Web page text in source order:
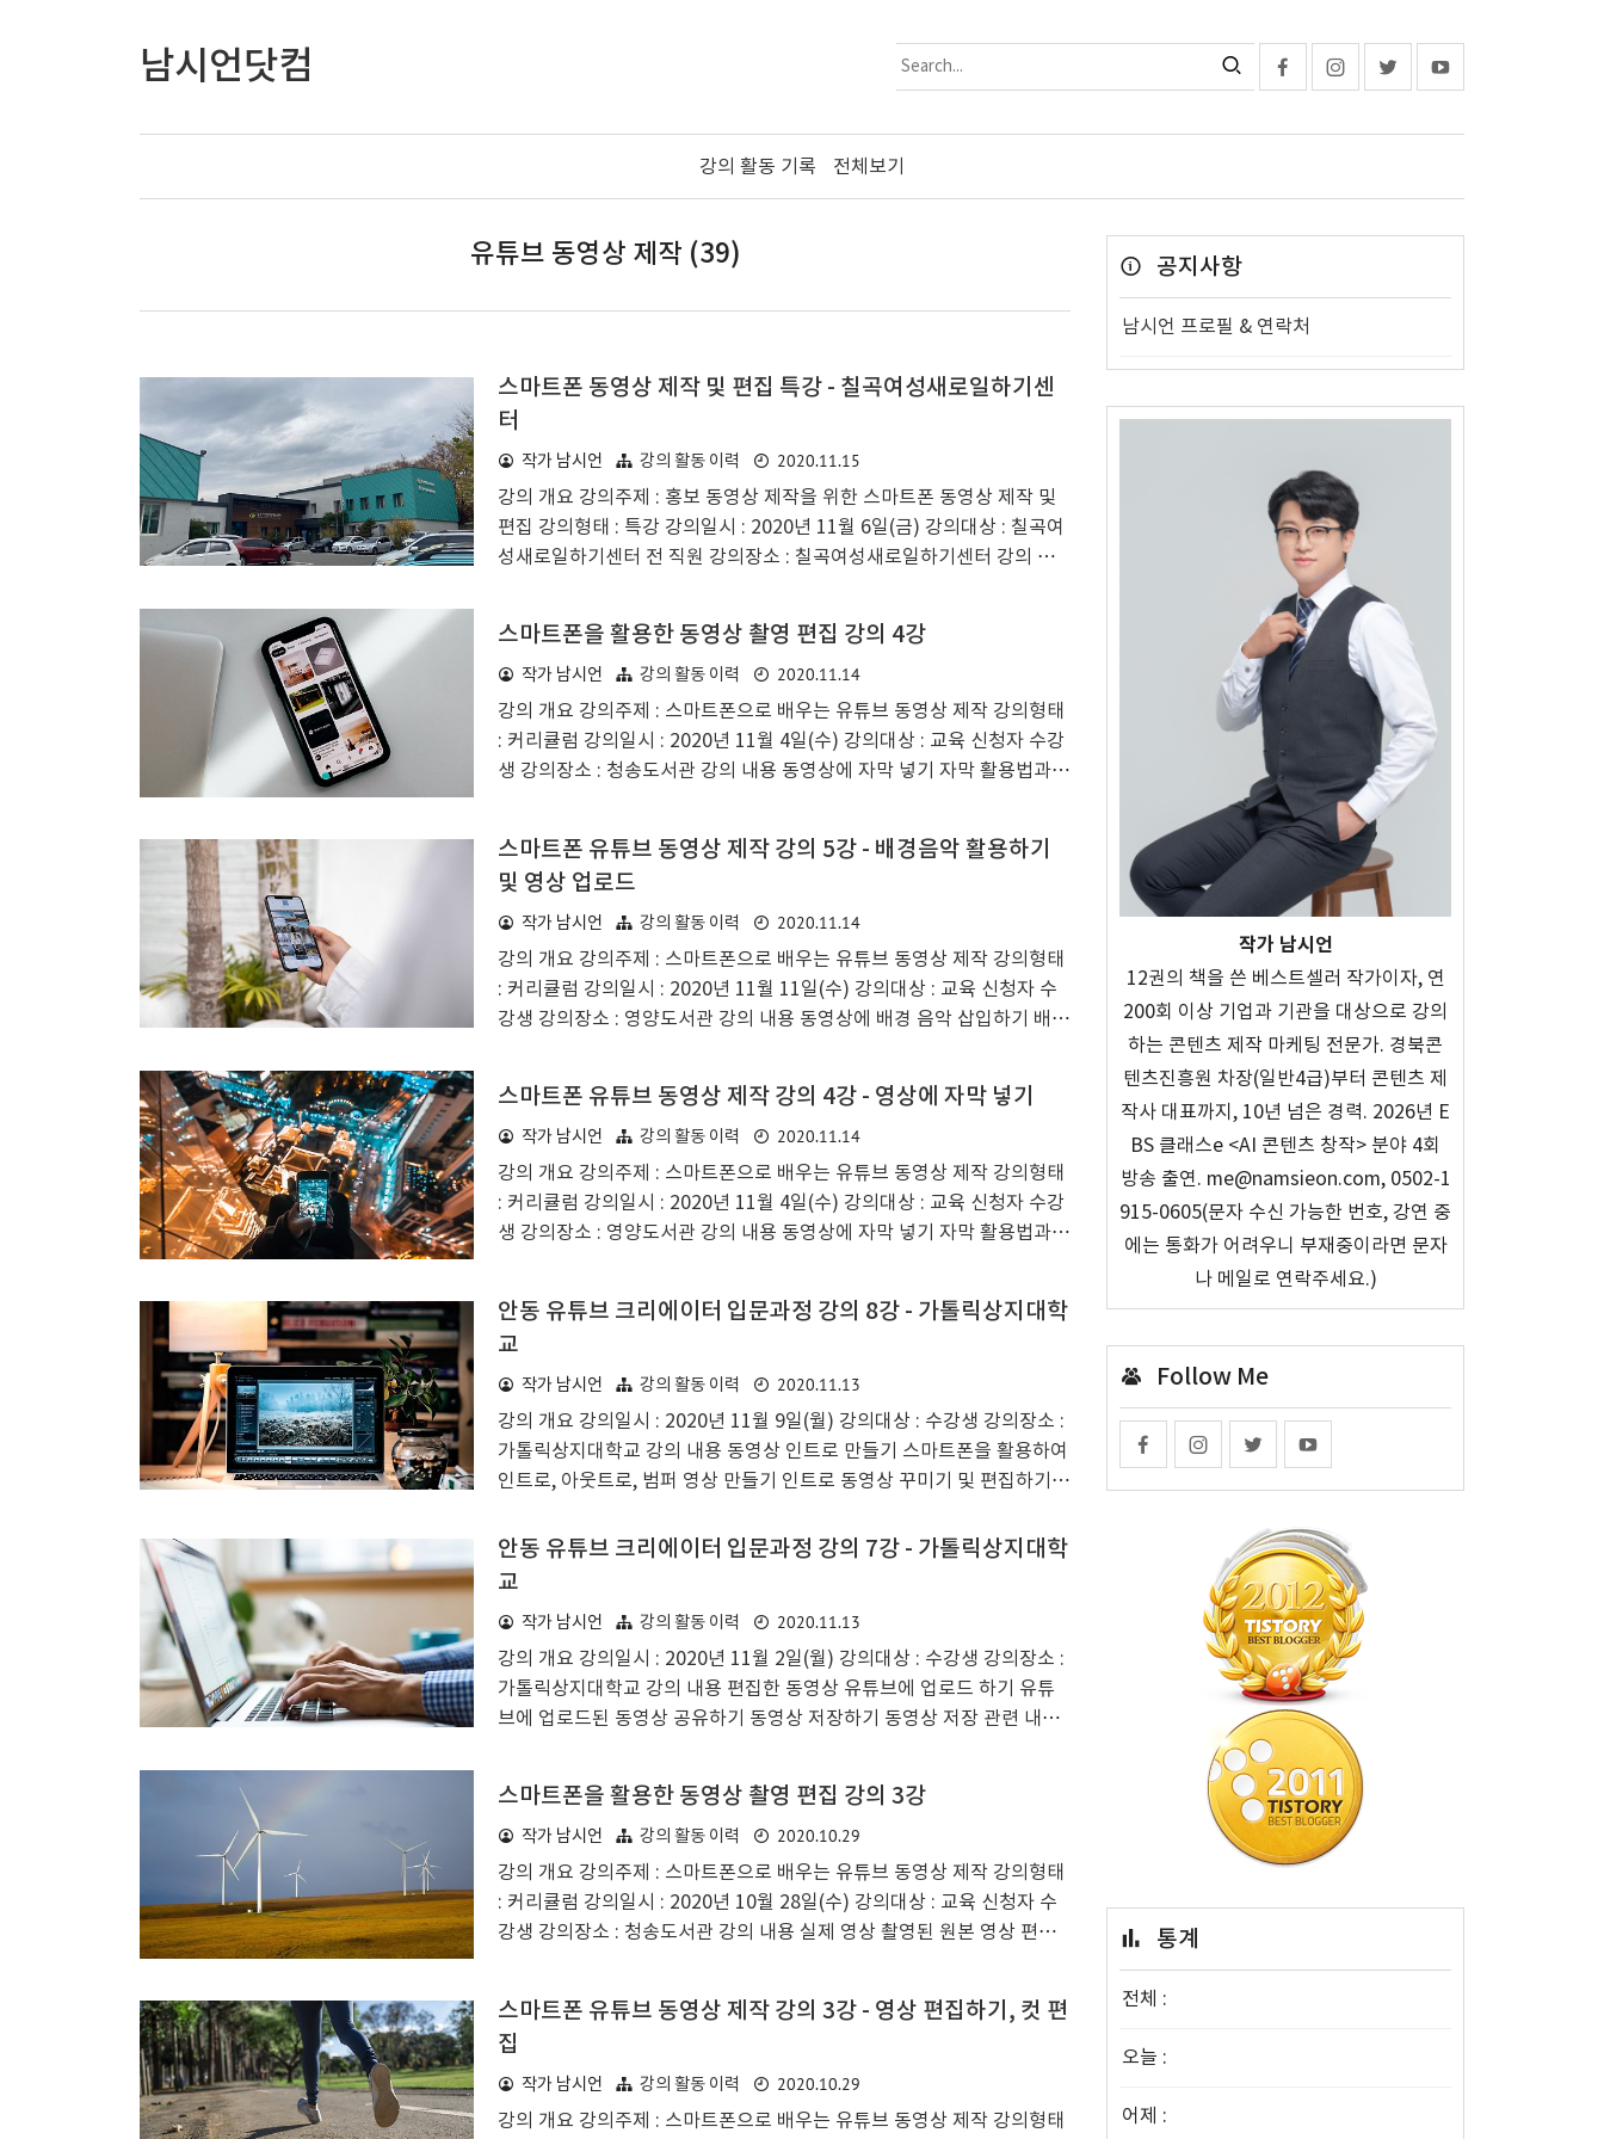
남시언닷컴
강의 활동 기록 전체보기
유튜브 동영상 제작 (39)
스마트폰 동영상 제작 및 편집 특강 - 칠곡여성새로일하기센
터
작가 남시언 강의 활동 이력 2020.11.15
강의 개요 강의주제 : 홍보 동영상 제작을 위한 스마트폰 동영상 제작 및
편집 강의형태 : 특강 강의일시 : 2020년 11월 6일(금) 강의대상 : 칠곡여
성새로일하기센터 전 직원 강의장소 : 칠곡여성새로일하기센터 강의 내
편집) 사진으로 동영상 만들기 슬라이드쇼 동영상 편집 실습 자막 넣기,
화면 전환 효과 활용하기 영상 디자인하기, 사운드 디자인 실습 강의 후기
칠곡여성새로일하기센터는 처음 방문하였다. 강의 섭외를 수락하고 나서
스마트폰 동영상 제작을 어떻게하면 단시간인 특강에서 전달할 수 있을
지 많은 고민이 되었고 강의 자료를 만들 때에도 고심을 해보았다. 직원..
스마트폰을 활용한 동영상 촬영 편집 강의 4강
작가 남시언 강의 활동 이력 2020.11.14
강의 개요 강의주제 : 스마트폰으로 배우는 유튜브 동영상 제작 강의형태
: 커리큘럼 강의일시 : 2020년 11월 4일(수) 강의대상 : 교육 신청자 수강
생 강의장소 : 청송도서관 강의 내용 동영상에 자막 넣기 자막 활용법과
스마트폰 유튜브 동영상 제작 강의 5강 - 배경음악 활용하기
및 영상 업로드
작가 남시언 강의 활동 이력 2020.11.14
강의 개요 강의주제 : 스마트폰으로 배우는 유튜브 동영상 제작 강의형태
: 커리큘럼 강의일시 : 2020년 11월 11일(수) 강의대상 : 교육 신청자 수
강생 강의장소 : 영양도서관 강의 내용 동영상에 배경 음악 삽입하기 배경
에서 드디어 한 편의 영상이 완성되는 시간이었다. 영상 촬영에서부터 컷
편집, 자막 넣기, 그리고 이번 시간인 배경음악을 넣고 동영상을 저장하여
실제로 유튜브에 업로드해보는 시간을 가졌다. 수강생분들이 아직은 초
보자라는 생각에 유튜브에 영상을 올리는걸, 특히 공개 영상으로 올리는
걸 조금은 꺼려하는 눈치이지만, 일부 공개로 업로드 할 수도 있..
스마트폰 유튜브 동영상 제작 강의 4강 - 영상에 자막 넣기
작가 남시언 강의 활동 이력 2020.11.14
강의 개요 강의주제 : 스마트폰으로 배우는 유튜브 동영상 제작 강의형태
: 커리큘럼 강의일시 : 2020년 11월 4일(수) 강의대상 : 교육 신청자 수강
생 강의장소 : 영양도서관 강의 내용 동영상에 자막 넣기 자막 활용법과
다고 할 수 있는 자막 활용법에 대해서 알아보고 직접 자막을 넣고 디자인
해보면서 실습해보는 시간이었다. 지난번 컷 편집에서 영상 편집에 익숙
해질 수 있도록 훈련하였었기 때문에 자막을 넣는 것에는 수강생분들이
수월하게 진행하였고, 무엇보다 자막을 예쁘게 보여주기 위해 다양한 요
소들을 활용할 수 있게끔 유도하였다.
안동 유튜브 크리에이터 입문과정 강의 8강 - 가톨릭상지대학
교
작가 남시언 강의 활동 이력 2020.11.13
강의 개요 강의일시 : 2020년 11월 9일(월) 강의대상 : 수강생 강의장소 :
가톨릭상지대학교 강의 내용 동영상 인트로 만들기 스마트폰을 활용하여
인트로, 아웃트로, 범퍼 영상 만들기 인트로 동영상 꾸미기 및 편집하기
브 크리에이터 수업이었다. 이전 블로그 수업때부터 유튜브 수업까지 함
께 따라와준 분들부터 새롭게 와서 스마트폰을 활용하여 자신만의 동영
이 스쳐지나가는 시간이었다. 마지막 수업에는 어떤 내용을 다루면 수강
생분들에게 도움이 될까 싶어 고민해보다가 예쁘고 간단한 인트로를 만
들어서 활용해보면 좋을것 같아서 인트로 만들기 실습을 이어갔다. 인트
로를 만들면서 ..
안동 유튜브 크리에이터 입문과정 강의 7강 - 가톨릭상지대학
교
작가 남시언 강의 활동 이력 2020.11.13
강의 개요 강의일시 : 2020년 11월 2일(월) 강의대상 : 수강생 강의장소 :
가톨릭상지대학교 강의 내용 편집한 동영상 유튜브에 업로드 하기 유튜
브에 업로드된 동영상 공유하기 동영상 저장하기 동영상 저장 관련 내용
스마트폰을 활용한 동영상 촬영 편집 강의 3강
작가 남시언 강의 활동 이력 2020.10.29
강의 개요 강의주제 : 스마트폰으로 배우는 유튜브 동영상 제작 강의형태
: 커리큘럼 강의일시 : 2020년 10월 28일(수) 강의대상 : 교육 신청자 수
강생 강의장소 : 청송도서관 강의 내용 실제 영상 촬영된 원본 영상 편집
축소 기법과 컷 편집 방법 실제 촬영한 영상과 시나리오 대본을 바탕으로
컷 편집 실습
스마트폰 유튜브 동영상 제작 강의 3강 - 영상 편집하기, 컷 편
집
작가 남시언 강의 활동 이력 2020.10.29
강의 개요 강의주제 : 스마트폰으로 배우는 유튜브 동영상 제작 강의형태
공지사항
남시언 프로필 & 연락처
작가 남시언
12권의 책을 쓴 베스트셀러 작가이자, 연
200회 이상 기업과 기관을 대상으로 강의
하는 콘텐츠 제작 마케팅 전문가. 경북콘
텐츠진흥원 차장(일반4급)부터 콘텐츠 제
작사 대표까지, 10년 넘은 경력. 2026년 E
BS 클래스e <AI 콘텐츠 창작> 분야 4회
방송 출연. me@namsieon.com, 0502-1
915-0605(문자 수신 가능한 번호, 강연 중
에는 통화가 어려우니 부재중이라면 문자
나 메일로 연락주세요.)
Follow Me
통계
전체 :
오늘 :
어제 :